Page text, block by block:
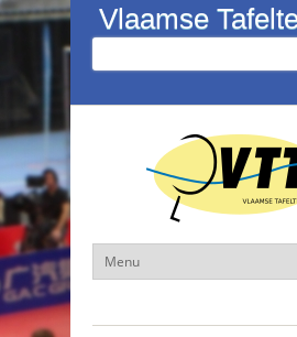
Overslaan en naar de inhoud gaan
Vlaamse
Zoekveld